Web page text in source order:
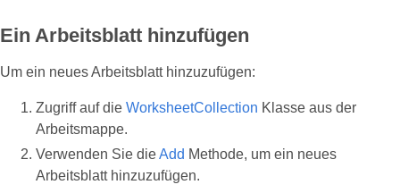
Ein Arbeitsblatt hinzufügen
Um ein neues Arbeitsblatt hinzuzufügen:
Zugriff auf die WorksheetCollection Klasse aus der
Arbeitsmappe.
Verwenden Sie dieAdd Methode, um ein neues
Arbeitsblatt hinzuzufügen.